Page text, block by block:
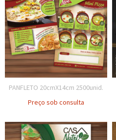
PANFLETO 20cmX14cm 2500unid.
Preço sob consulta